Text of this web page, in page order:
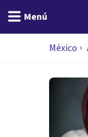
Menú
México